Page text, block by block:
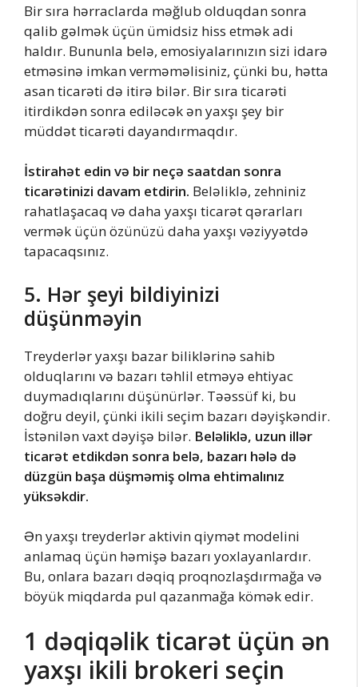
Bir sıra hərraclarda məğlub olduqdan sonra
qalib gəlmək üçün ümidsiz hiss etmək adi
haldır. Bununla belə, emosiyalarınızın sizi idarə
etməsinə imkan verməməlisiniz, çünki bu, hətta
asan ticarəti də itirə bilər. Bir sıra ticarəti
itirdikdən sonra ediləcək ən yaxşı şey bir
müddət ticarəti dayandırmaqdır.
İstirahət edin və bir neçə saatdan sonra
ticarətinizi davam etdirin. Beləliklə, zehniniz
rahatlaşacaq və daha yaxşı ticarət qərarları
vermək üçün özünüzü daha yaxşı vəziyyətdə
tapacaqsınız.
5. Hər şeyi bildiyinizi
düşünməyin
Treyderlər yaxşı bazar biliklərinə sahib
olduqlarını və bazarı təhlil etməyə ehtiyac
duymadıqlarını düşünürlər. Təəssüf ki, bu
doğru deyil, çünki ikili seçim bazarı dəyişkəndir.
İstənilən vaxt dəyişə bilər. Beləliklə, uzun illər
ticarət etdikdən sonra belə, bazarı hələ də
düzgün başa düşməmiş olma ehtimalınız
yüksəkdir.
Ən yaxşı treyderlər aktivin qiymət modelini
anlamaq üçün həmişə bazarı yoxlayanlardır.
Bu, onlara bazarı dəqiq proqnozlaşdırmağa və
böyük miqdarda pul qazanmağa kömək edir.
1 dəqiqəlik ticarət üçün ən
yaxşı ikili brokeri seçin